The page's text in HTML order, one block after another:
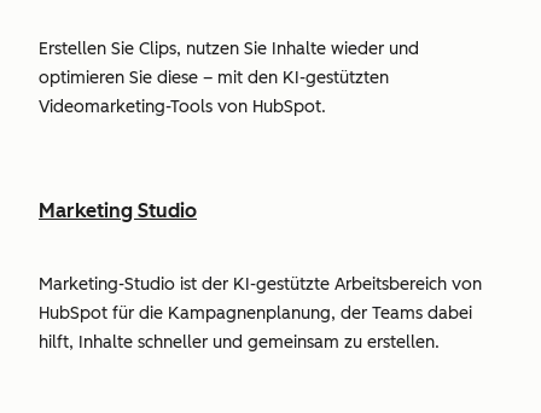
Erstellen Sie Clips, nutzen Sie Inhalte wieder und
optimieren Sie diese – mit den KI-gestützten
Videomarketing-Tools von HubSpot.
Marketing Studio
Marketing-Studio ist der KI-gestützte Arbeitsbereich von
HubSpot für die Kampagnenplanung, der Teams dabei
hilft, Inhalte schneller und gemeinsam zu erstellen.